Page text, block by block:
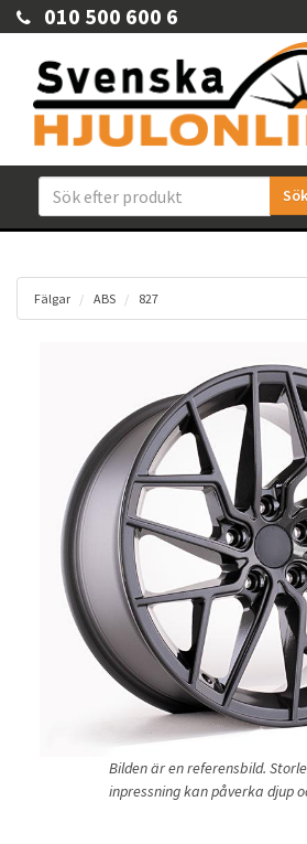
010 500 600 6
Fälgar ABS 827
Bilden är en referensbild.
inpressning kan påverka djup